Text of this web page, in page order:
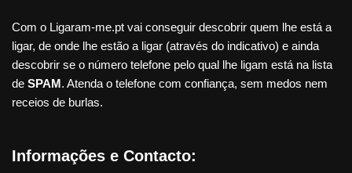
Com o Ligaram-me.pt vai conseguir descobrir quem lhe está a
ligar, de onde lhe estão a ligar (através do indicativo) e ainda
descobrir se o número telefone pelo qual lhe ligam está na lista
de SPAM. Atenda o telefone com confiança, sem medos nem
receios de burlas.
Informações e Contacto: